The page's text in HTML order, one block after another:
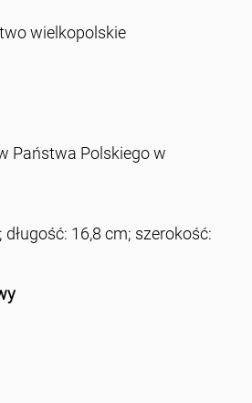
wielkopolskie
Państwa Polskiego w
16,8 cm; szerokość: